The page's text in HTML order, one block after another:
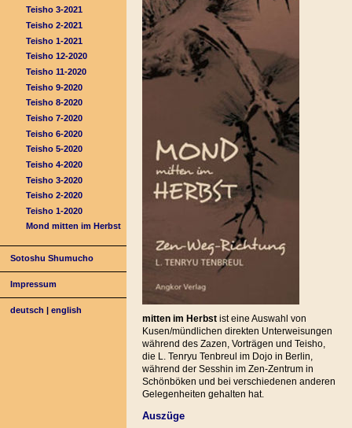
Teisho 3-2021
Teisho 2-2021
Teisho 1-2021
Teisho 12-2020
Teisho 11-2020
Teisho 9-2020
Teisho 8-2020
Teisho 7-2020
Teisho 6-2020
Teisho 5-2020
Teisho 4-2020
Teisho 3-2020
Teisho 2-2020
Teisho 1-2020
Mond mitten im Herbst
Sotoshu Shumucho
Impressum
deutsch |english
mitten im Herbstist eine Auswahl von
Kusen/mündlichen direkten Unterweisungen
während des Zazen, Vorträgen und Teisho,
die L. Tenryu Tenbreul im Dojo in Berlin,
während der Sesshin im Zen-Zentrum in
Schönböken und bei verschiedenen anderen
Gelegenheiten gehalten hat.
Auszüge